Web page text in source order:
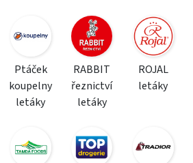
Ptáček
koupelny
letáky
RABBIT
řeznictví
letáky
ROJAL
letáky